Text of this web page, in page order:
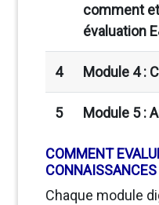
comment
évaluation
4 Module 4 :
5 Module 5 :
COMMENT
Chaque module